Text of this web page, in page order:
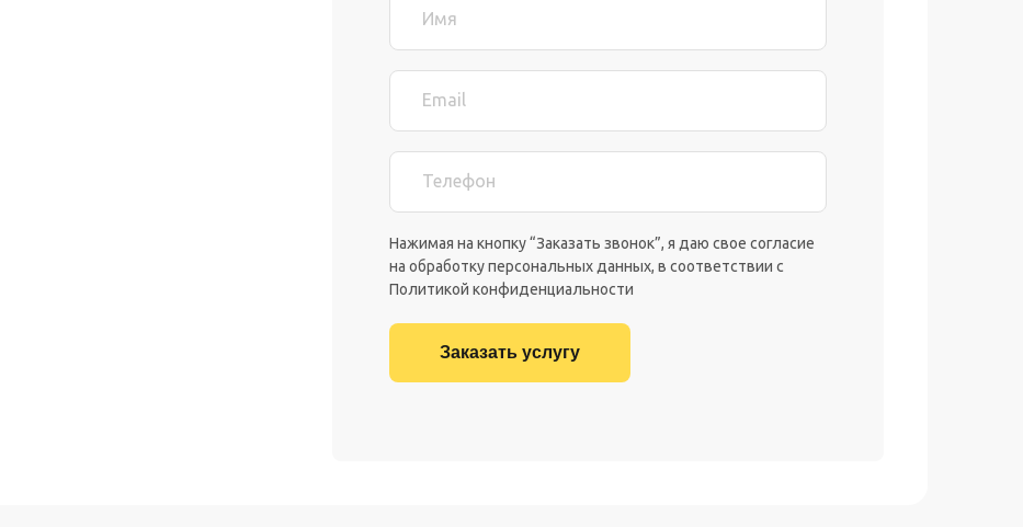
Имя
Email
Телефон
Нажимая на кнопку “Заказать звонок”, я даю свое согласие
на обработку персональных данных, в соответствии с
Политикой конфиденциальности